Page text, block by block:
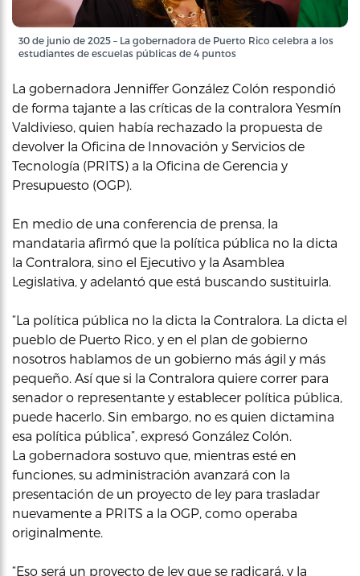
30 de junio de 2025 – La gobernadora de Puerto Rico celebra a los
estudiantes de escuelas públicas de 4 puntos
La gobernadora Jenniffer González Colón respondió
de forma tajante a las críticas de la contralora Yesmín
Valdivieso, quien había rechazado la propuesta de
devolver la Oficina de Innovación y Servicios de
Tecnología (PRITS) a la Oficina de Gerencia y
Presupuesto (OGP).
En medio de una conferencia de prensa, la
mandataria afirmó que la política pública no la dicta
la Contralora, sino el Ejecutivo y la Asamblea
Legislativa, y adelantó que está buscando sustituirla.
“La política pública no la dicta la Contralora. La dicta el
pueblo de Puerto Rico, y en el plan de gobierno
nosotros hablamos de un gobierno más ágil y más
pequeño. Así que si la Contralora quiere correr para
senador o representante y establecer política pública,
puede hacerlo. Sin embargo, no es quien dictamina
esa política pública”, expresó González Colón.
La gobernadora sostuvo que, mientras esté en
funciones, su administración avanzará con la
presentación de un proyecto de ley para trasladar
nuevamente a PRITS a la OGP, como operaba
originalmente.
“Eso será un proyecto de ley que se radicará, y la